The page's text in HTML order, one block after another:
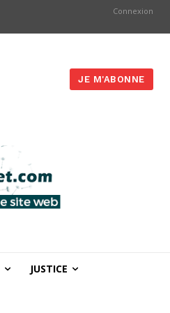
Connexion
JE M'ABONNE
JUSTICE